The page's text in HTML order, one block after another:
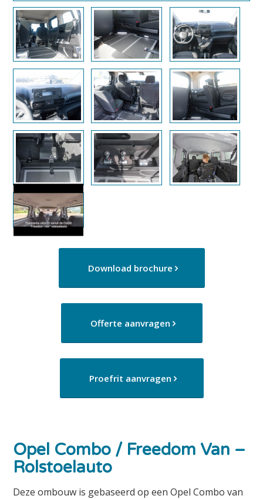
Download brochure
Offerte aanvragen
Proefrit aanvragen
Opel Combo / Freedom Van –
Rolstoelauto
Deze ombouw is gebaseerd op een Opel Combo van